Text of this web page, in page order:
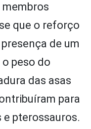
que o reforço
de um
peso do
das asas
para
e pterossauros.